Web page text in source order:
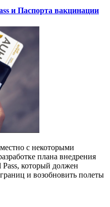
и Паспорта вакцинации
с некоторыми
плана внедрения
который должен
и возобновить полеты